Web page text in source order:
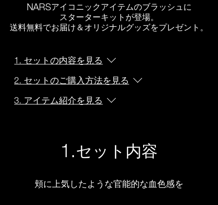
device)
to
suggestions
as
you
or
NARSアイコニックアイテムのブラッシュに
スターターキットが登場。
送料無料でお届け＆オリジナルグッズをプレゼント。
1. セットの内容を見る
2. セットのご購入方法を見る
3. アイテム紹介を見る
1.セット内容
頬に上気したような官能的な血色感を